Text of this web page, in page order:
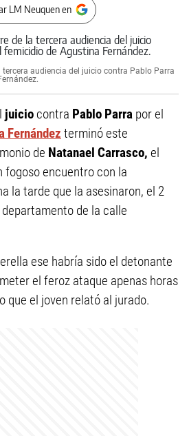
LM Neuquen en
tercera audiencia del juicio contra Pablo Parra
juicio contra Pablo Parra por el
Fernández terminó este
de Natanael Carrasco, el
fogoso encuentro con la
la tarde que la asesinaron, el 2
de la calle
ese habría sido el detonante
el feroz ataque apenas horas
que el joven relató al jurado.